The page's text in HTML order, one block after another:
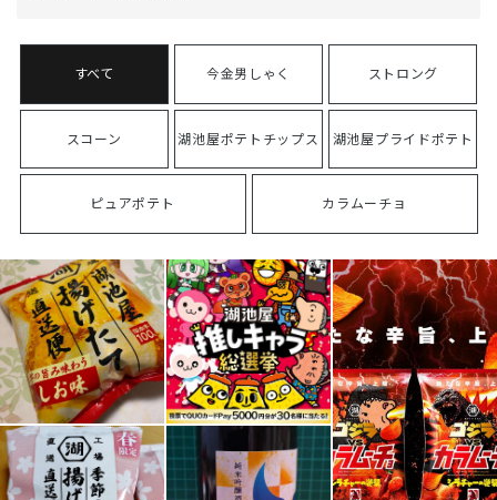
今金男しゃく ストロング
スコーン 湖池屋ポテトチップス 湖池屋プライドポテト
ピュアポテト カラムーチョ